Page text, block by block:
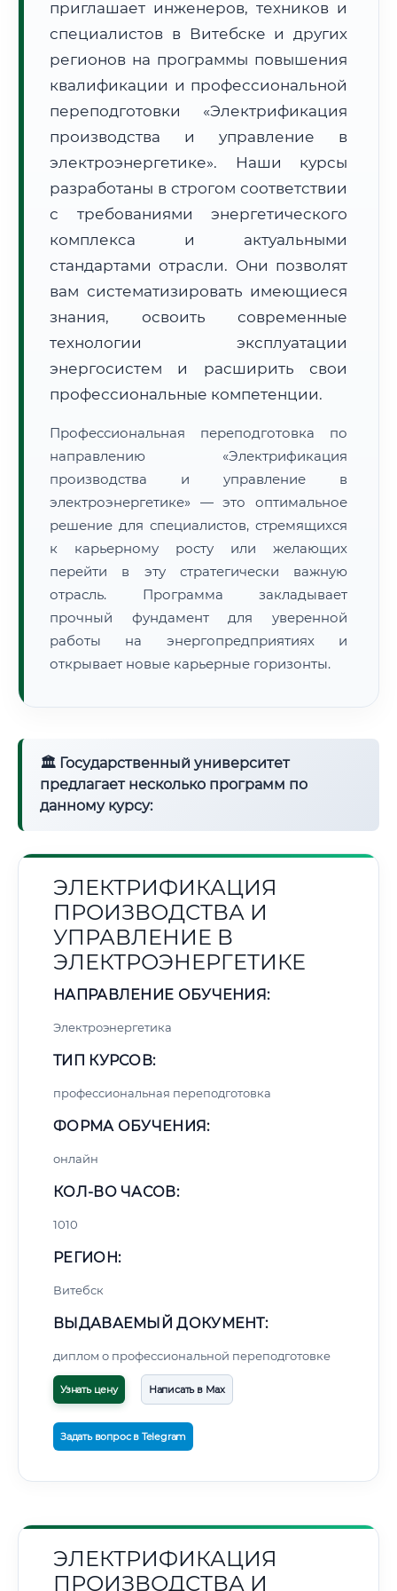
• Маршрут транзита:~3 272 км
📜 Документы и аккредитация ФИС ФРДО
Нажмите на документ для увеличения и просмотра
приглашает инженеров, техников и
специалистов в Витебске и других
регионов на программы повышения
квалификации и профессиональной
переподготовки «Электрификация
производства и управление в
электроэнергетике». Наши курсы
разработаны в строгом соответствии
с требованиями энергетического
комплекса и актуальными
стандартами отрасли. Они позволят
вам систематизировать имеющиеся
знания, освоить современные
технологии эксплуатации
энергосистем и расширить свои
профессиональные компетенции.
Профессиональная переподготовка по
направлению «Электрификация
производства и управление в
электроэнергетике» — это оптимальное
решение для специалистов, стремящихся
к карьерному росту или желающих
перейти в эту стратегически важную
отрасль. Программа закладывает
прочный фундамент для уверенной
работы на энергопредприятиях и
открывает новые карьерные горизонты.
🏛 Государственный университет
предлагает несколько программ по
данному курсу:
ЭЛЕКТРИФИКАЦИЯ
ПРОИЗВОДСТВА И
УПРАВЛЕНИЕ В
ЭЛЕКТРОЭНЕРГЕТИКЕ
НАПРАВЛЕНИЕ ОБУЧЕНИЯ:
Электроэнергетика
ТИП КУРСОВ:
профессиональная переподготовка
ФОРМА ОБУЧЕНИЯ:
онлайн
КОЛ-ВО ЧАСОВ:
1010
РЕГИОН:
Витебск
ВЫДАВАЕМЫЙ ДОКУМЕНТ:
диплом о профессиональной переподготовке
Узнать цену Написать в Max
Задать вопрос в Telegram
ЭЛЕКТРИФИКАЦИЯ
ПРОИЗВОДСТВА И